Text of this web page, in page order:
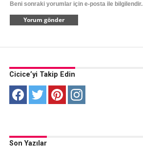
Beni sonraki yorumlar için e-posta ile bilgilendir.
Cicice’yi Takip Edin
Son Yazılar